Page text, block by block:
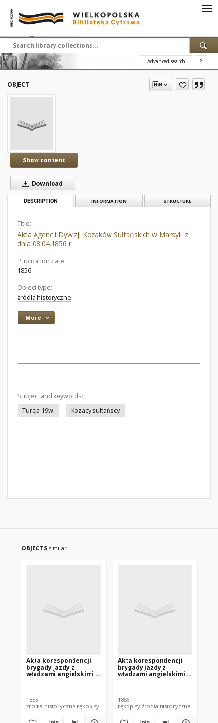
Advanced search ?
OBJECT
Show content
Download
DESCRIPTION INFORMATION STRUCTURE
Title:
Akta Agencji Dywizji Kozaków Sułtańskich w Marsylii z
dnia 08.04.1856 r.
Publication date:
1856
Object type:
źródła historyczne
More
Subject and keywords:
Turcja 19w.
Kozacy sułtańscy
OBJECTS similar
Akta korespondencji
brygady jazdy z
władzami angielskimi z
1856
źródła historyczne rękopisy
Akta korespondencji
brygady jazdy z
władzami angielskimi z
1856
rękopisy źródła historyczne